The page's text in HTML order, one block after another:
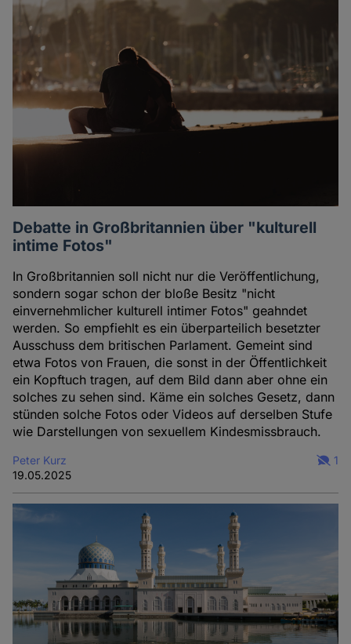
Debatte in Großbritannien über "kulturell
intime Fotos"
In Großbritannien soll nicht nur die Veröffentlichung,
sondern sogar schon der bloße Besitz "nicht
einvernehmlicher kulturell intimer Fotos" geahndet
werden. So empfiehlt es ein überparteilich besetzter
Ausschuss dem britischen Parlament. Gemeint sind
etwa Fotos von Frauen, die sonst in der Öffentlichkeit
ein Kopftuch tragen, auf dem Bild dann aber ohne ein
solches zu sehen sind. Käme ein solches Gesetz, dann
stünden solche Fotos oder Videos auf derselben Stufe
wie Darstellungen von sexuellem Kindesmissbrauch.
Peter Kurz
19.05.2025
1